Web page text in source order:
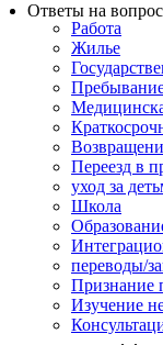
Ответы на
Работа
Жилье
Переезд в
уход за
Школа
переводы/
Признание
Изучение